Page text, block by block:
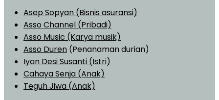
Asep Sopyan (Bisnis asuransi)
Asso Channel (Pribadi)
Asso Music (Karya musik)
Asso Duren (Penanaman durian)
Iyan Desi Susanti (Istri)
Cahaya Senja (Anak)
Teguh Jiwa (Anak)